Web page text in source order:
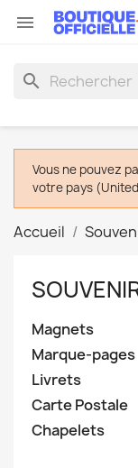

search
Vous ne pouvez
votre pays
Accueil
Magnets
Marque-pages
Livrets
Carte Postale
Chapelets